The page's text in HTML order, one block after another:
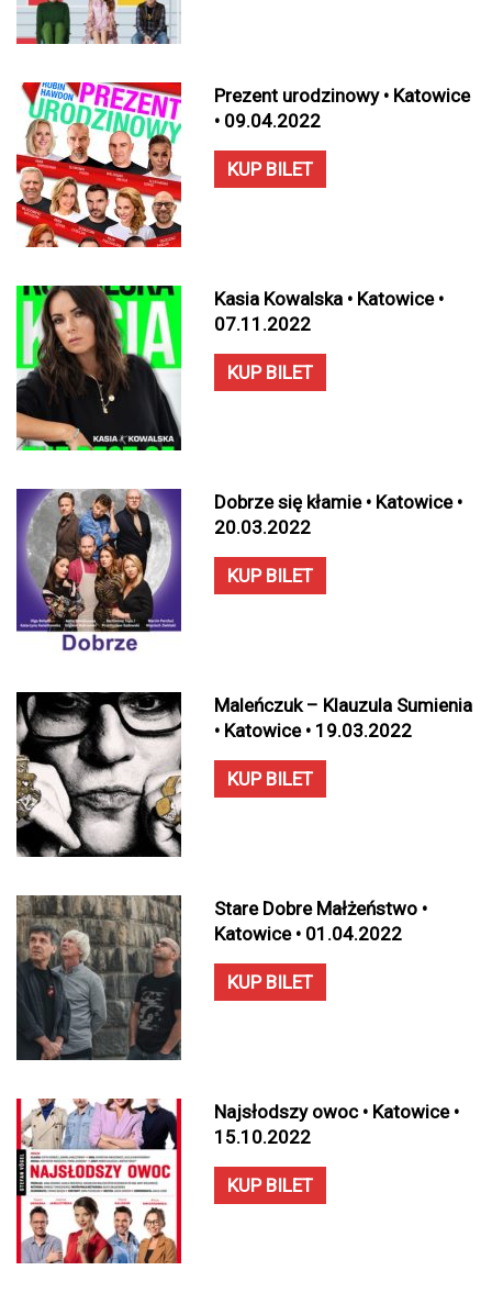
Prezent urodzinowy • Katowice
• 09.04.2022
KUP BILET
Kasia Kowalska • Katowice •
07.11.2022
KUP BILET
Dobrze się kłamie • Katowice •
20.03.2022
KUP BILET
Maleńczuk – Klauzula Sumienia
• Katowice • 19.03.2022
KUP BILET
Stare Dobre Małżeństwo •
Katowice • 01.04.2022
KUP BILET
Najsłodszy owoc • Katowice •
15.10.2022
KUP BILET